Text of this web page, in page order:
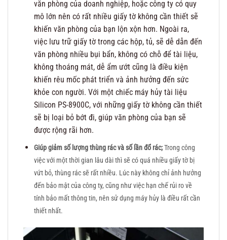
văn phòng của doanh nghiệp, hoặc công ty có quy
mô lớn nên có rất nhiều giấy tờ không cần thiết sẽ
khiến văn phòng của bạn lộn xộn hơn. Ngoài ra,
việc lưu trữ giấy tờ trong các hộp, tủ, sẽ dễ dẫn đến
văn phòng nhiều bụi bẩn, không có chỗ để tài liệu,
không thoáng mát, dễ ẩm ướt cũng là điều kiện
khiến rêu mốc phát triển và ảnh hưởng đến sức
khỏe con người. Với một chiếc máy hủy tài liệu
Silicon PS-8900C, với những giấy tờ không cần thiết
sẽ bị loại bỏ bớt đi, giúp văn phòng của bạn sẽ
được rộng rãi hơn.
Giúp giảm số lượng thùng rác và số lần đổ rác;Trong công
việc với một thời gian lâu dài thì sẽ có quá nhiều giấy tờ bị
vứt bỏ, thùng rác sẽ rất nhiều. Lúc này không chỉ ảnh hưởng
đến bảo mật của công ty, cũng như việc hạn chế rủi ro về
tính bảo mất thông tin, nên sử dụng máy hủy là điều rất cần
thiết nhất.